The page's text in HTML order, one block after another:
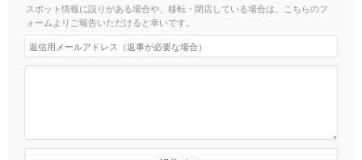
スポット情報に誤りがある場合や、移転・閉店している場合は、こちらのフ
ォームよりご報告いただけると幸いです。